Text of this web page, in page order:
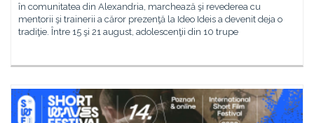
în comunitatea din Alexandria, marchează şi revederea cu
mentorii şi trainerii a căror prezenţă la Ideo Ideis a devenit deja o
tradiţie. Între 15 şi 21 august, adolescenţii din 10 trupe